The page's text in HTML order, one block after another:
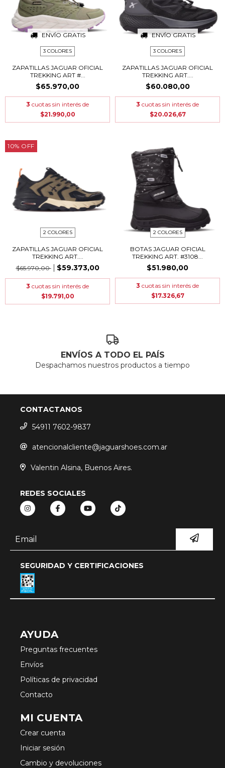
ENVÍO GRATIS
3 COLORES
ZAPATILLAS JAGUAR OFICIAL
TREKKING ART #...
$65.970,00
3 cuotas sin interés de
$21.990,00
ENVÍO GRATIS
3 COLORES
ZAPATILLAS JAGUAR OFICIAL
TREKKING ART....
$60.080,00
3 cuotas sin interés de
$20.026,67
10% OFF
2 COLORES
ZAPATILLAS JAGUAR OFICIAL
TREKKING ART....
$65.970,00
$59.373,00
3 cuotas sin interés de
$19.791,00
2 COLORES
BOTAS JAGUAR OFICIAL
TREKKING ART. #3108...
$51.980,00
3 cuotas sin interés de
$17.326,67
ENVÍOS A TODO EL PAÍS
Despachamos nuestros productos a tiempo
CONTACTANOS
54911 7602-9837
atencionalcliente@jaguarshoes.com.ar
Valentin Alsina, Buenos Aires.
REDES SOCIALES
SEGURIDAD Y CERTIFICACIONES
AYUDA
Preguntas frecuentes
Envíos
Políticas de privacidad
Contacto
MI CUENTA
Crear cuenta
Iniciar sesión
Cambio y devoluciones